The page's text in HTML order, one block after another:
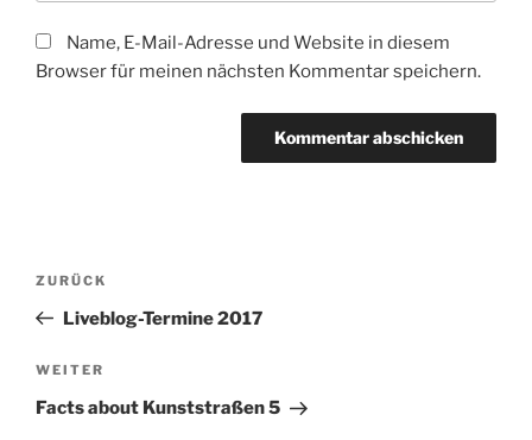
Name, E-Mail-Adresse und Website in diesem
Browser für meinen nächsten Kommentar speichern.
Beitragsnavigation
Vorheriger
Beitrag
ZURÜCK
Liveblog-Termine 2017
Nächster
Beitrag
WEITER
Facts about Kunststraßen 5